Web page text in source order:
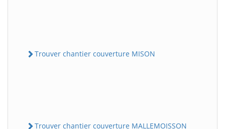
Trouver chantier couverture MISON
Trouver chantier couverture MALLEMOISSON